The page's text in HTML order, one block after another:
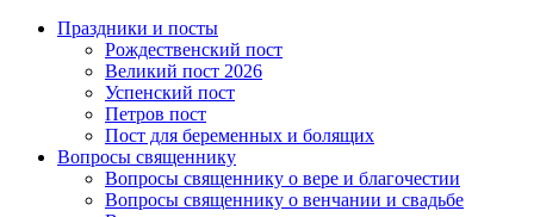
Праздники и посты
Рождественский пост
Великий пост 2026
Успенский пост
Петров пост
Пост для беременных и болящих
Вопросы священнику
Вопросы священнику о вере и благочестии
Вопросы священнику о венчании и свадьбе